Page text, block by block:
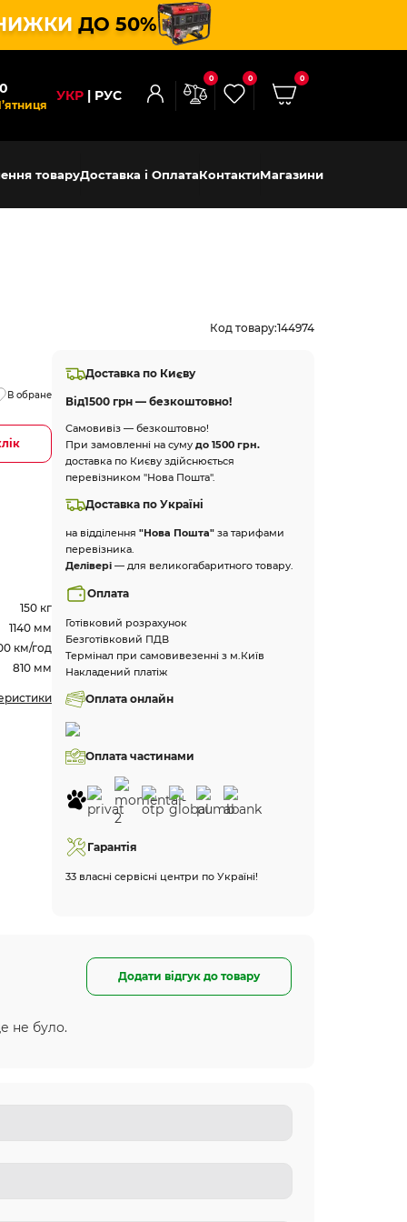
ДО 50%
УКР РУС
0 0 0
товаруДоставка і ОплатаКонтактиМагазини
Код товару:144974
В обране
150 кг
1140 мм
км/год
810 мм
Доставка по Києву
Від1500 грн — безкоштовно!
Самовивіз — безкоштовно!
При замовленні на суму до 1500 грн.
доставка по Києву здійснюється
перевізником "Нова Пошта".
Доставка по Україні
на відділення "Нова Пошта" за тарифами
перевізника.
Делівері— для великогабаритного товару.
Оплата
Готівковий розрахунок
Безготівковий ПДВ
Термінал при самовивезенні з м.Київ
Накладений платіж
Оплата онлайн
Оплата частинами
Гарантія
33 власні сервісні центри по Україні!
Додати відгук до товару
не було.